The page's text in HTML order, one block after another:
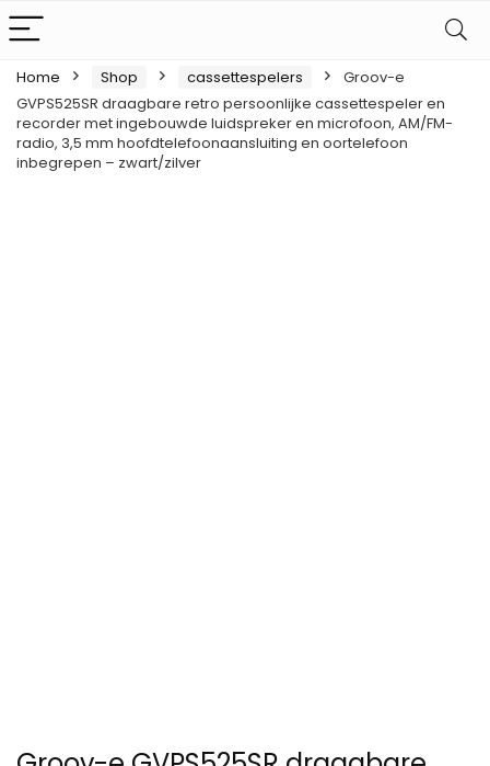
Home Shop cassettespelers
Groov-e
GVPS525SR draagbare retro persoonlijke cassettespeler en
recorder met ingebouwde luidspreker en microfoon, AM/FM-
radio, 3,5 mm hoofdtelefoonaansluiting en oortelefoon
inbegrepen – zwart/zilver